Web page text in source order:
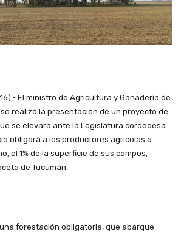
El ministro de Agricultura y Ganadería de
realizó la presentación de un proyecto de
se elevará ante la Legislatura cordodesa
obligará a los productores agrícolas a
el 1% de la superficie de sus campos,
de Tucumán.
forestación obligatoria, que abarque